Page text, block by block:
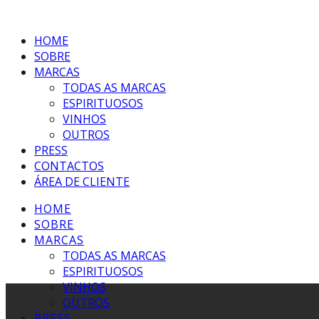
HOME
SOBRE
MARCAS
TODAS AS MARCAS
ESPIRITUOSOS
VINHOS
OUTROS
PRESS
CONTACTOS
ÁREA DE CLIENTE
HOME
SOBRE
MARCAS
TODAS AS MARCAS
ESPIRITUOSOS
VINHOS
OUTROS